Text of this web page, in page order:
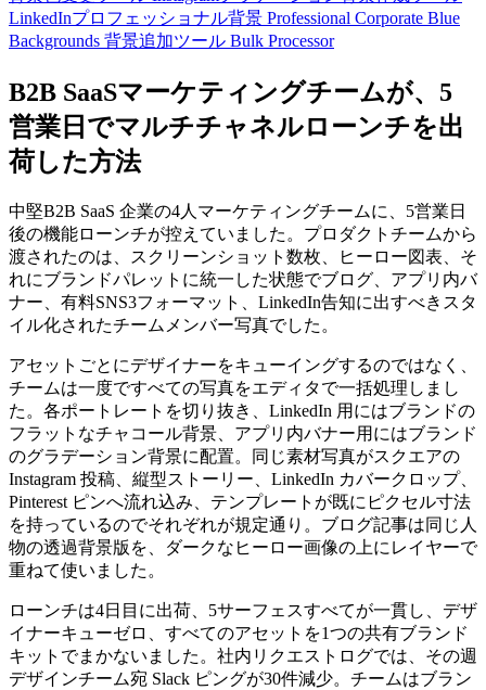
LinkedInプロフェッショナル背景 Professional Corporate Blue
Backgrounds 背景追加ツール Bulk Processor
B2B SaaSマーケティングチームが、5
営業日でマルチチャネルローンチを出
荷した方法
中堅B2B SaaS 企業の4人マーケティングチームに、5営業日
後の機能ローンチが控えていました。プロダクトチームから
渡されたのは、スクリーンショット数枚、ヒーロー図表、そ
れにブランドパレットに統一した状態でブログ、アプリ内バ
ナー、有料SNS3フォーマット、LinkedIn告知に出すべきスタ
イル化されたチームメンバー写真でした。
アセットごとにデザイナーをキューイングするのではなく、
チームは一度ですべての写真をエディタで一括処理しまし
た。各ポートレートを切り抜き、LinkedIn 用にはブランドの
フラットなチャコール背景、アプリ内バナー用にはブランド
のグラデーション背景に配置。同じ素材写真がスクエアの
Instagram 投稿、縦型ストーリー、LinkedIn カバークロップ、
Pinterest ピンへ流れ込み、テンプレートが既にピクセル寸法
を持っているのでそれぞれが規定通り。ブログ記事は同じ人
物の透過背景版を、ダークなヒーロー画像の上にレイヤーで
重ねて使いました。
ローンチは4日目に出荷、5サーフェスすべてが一貫し、デザ
イナーキューゼロ、すべてのアセットを1つの共有ブランド
キットでまかないました。社内リクエストログでは、その週
デザインチーム宛 Slack ピングが30件減少。チームはブラン